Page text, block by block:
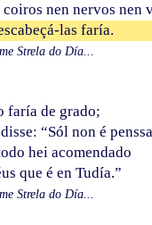
coiros nen nervos nen
las faría.
Strela do Día...
faría de grado;
disse: “Sól non é
hei acomendado
que é en Tudía.”
Strela do Día...